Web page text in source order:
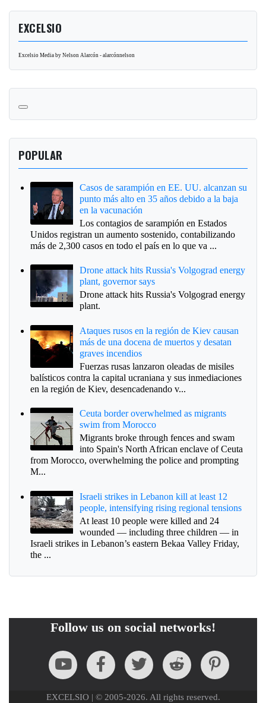
EXCELSIO
Excelsio Media by Nelson Alarcón - alarcónnelson
POPULAR
Casos de sarampión en EE. UU. alcanzan su
punto más alto en 35 años debido a la baja
en la vacunación
Los contagios de sarampión en Estados
Unidos registran un aumento sostenido, contabilizando
más de 2,300 casos en todo el país en lo que va ...
Drone attack hits Russia's Volgograd energy
plant, governor says
Drone attack hits Russia's Volgograd energy
plant.
Ataques rusos en la región de Kiev causan
más de una docena de muertos y desatan
graves incendios
Fuerzas rusas lanzaron oleadas de misiles
balísticos contra la capital ucraniana y sus inmediaciones
en la región de Kiev, desencadenando v...
Ceuta border overwhelmed as migrants
swim from Morocco
Migrants broke through fences and swam
into Spain's North African enclave of Ceuta
from Morocco, overwhelming the police and prompting
M...
Israeli strikes in Lebanon kill at least 12
people, intensifying rising regional tensions
At least 10 people were killed and 24
wounded — including three children — in
Israeli strikes in Lebanon’s eastern Bekaa Valley Friday,
the ...
Follow us on social networks!
EXCELSIO | © 2005-2026. All rights reserved.